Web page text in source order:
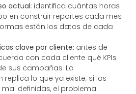
actual: identifica cuántas horas
en construir reportes cada mes
están los datos de cada
clave por cliente: antes de
con cada cliente qué KPIs
sus campañas. La
lo que ya existe; si las
definidas, el problema